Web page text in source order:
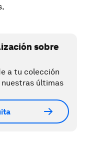
sobre
a tu colección
últimas